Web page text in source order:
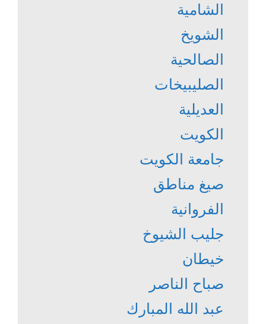
الشامية
الشويخ
الصالحية
الصليبيخات
العديلية
الكويت
جامعة الكويت
صيغ مناطق
الفروانية
جليب الشيوخ
خيطان
صباح الناصر
عبد الله المبارك